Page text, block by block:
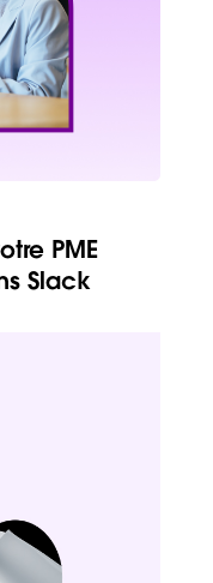
PME
Slack